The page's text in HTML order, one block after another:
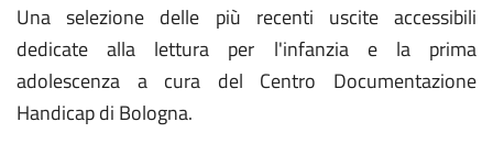
Una selezione delle più recenti uscite accessibili
dedicate alla lettura per l'infanzia e la prima
adolescenza a cura del Centro Documentazione
Handicap di Bologna.